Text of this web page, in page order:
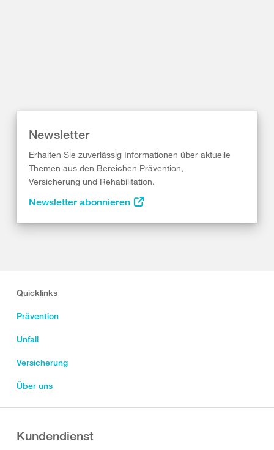
Newsletter
Erhalten Sie zuverlässig Informationen über aktuelle
Themen aus den Bereichen Prävention,
Versicherung und Rehabilitation.
Newsletter abonnieren
Quicklinks
Prävention
Unfall
Versicherung
Über uns
Kundendienst